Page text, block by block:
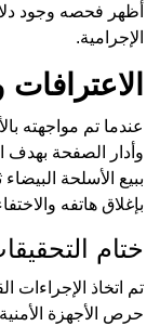
أظهر فحصه وجود
الإجرامية.
الاعترافات
عندما تم مواجهته
وأدار الصفحة
ببيع الأسلحة
بإغلاق هاتفه
ختام
تم اتخاذ الإجراءات
حرص الأجهزة